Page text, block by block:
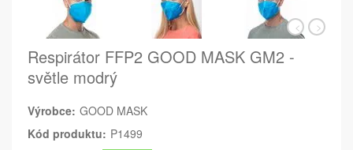
Respirátor FFP2 GOOD MASK GM2 -
světle modrý
Výrobce: GOOD MASK
Kód produktu: P1499